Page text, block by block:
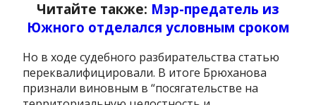
Читайте также: Мэр-предатель из
Южного отделался условным сроком
Но в ходе судебного разбирательства статью
переквалифицировали. В итоге Брюханова
признали виновным в “посягательстве на